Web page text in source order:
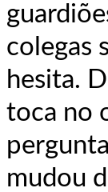
colegas
hesita.
toca no
mudou